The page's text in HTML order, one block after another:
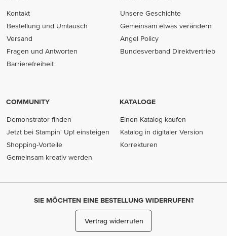
Kontakt
Bestellung und Umtausch
Versand
Fragen und Antworten
Barrierefreiheit
Unsere Geschichte
Gemeinsam etwas verändern
Angel Policy
Bundesverband Direktvertrieb
COMMUNITY
Demonstrator finden
Jetzt bei Stampin' Up! einsteigen
Shopping-Vorteile
Gemeinsam kreativ werden
KATALOGE
Einen Katalog kaufen
Katalog in digitaler Version
Korrekturen
SIE MÖCHTEN EINE BESTELLUNG WIDERRUFEN?
Vertrag widerrufen